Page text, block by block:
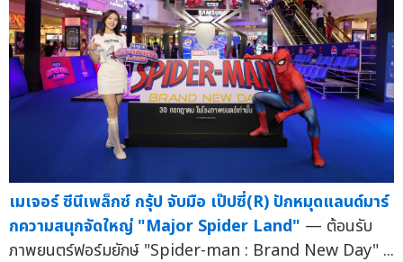
เมเจอร์ ซีนีเพล็กซ์ กรุ้ป จับมือ เป๊ปซี่(R) ปักหมุดแลนด์มาร์
กความสนุกจัดใหญ่ "Major Spider Land" — ต้อนรับ
ภาพยนตร์ฟอร์มยักษ์ "Spider-man : Brand New Day" ...